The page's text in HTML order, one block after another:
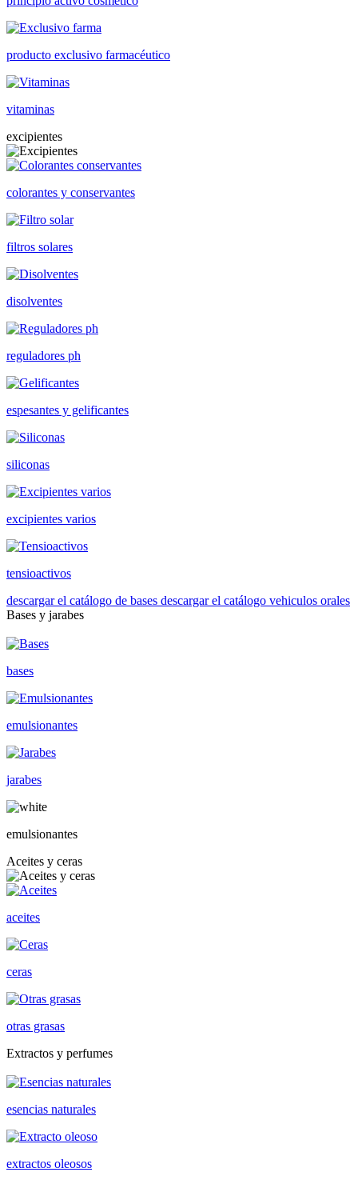
producto exclusivo farmacéutico
vitaminas
excipientes
colorantes y conservantes
filtros solares
disolventes
reguladores ph
espesantes y gelificantes
siliconas
excipientes varios
tensioactivos
descargar el catálogo de bases descargar el catálogo vehiculos orales
Bases y jarabes
bases
emulsionantes
jarabes
emulsionantes
Aceites y ceras
aceites
ceras
otras grasas
Extractos y perfumes
esencias naturales
extractos oleosos